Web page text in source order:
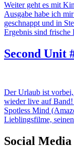
Weiter geht es mit
Ausgabe habe ich
geschnappt und in
Ergebnis sind frische
Second Unit
Der Urlaub ist
wieder live auf
Spotless Mind
Lieblingsfilme,
Social Media